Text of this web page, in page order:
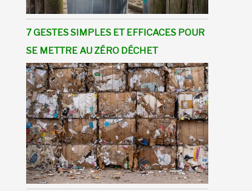
7 GESTES SIMPLES ET EFFICACES POUR
SE METTRE AU ZÉRO DÉCHET